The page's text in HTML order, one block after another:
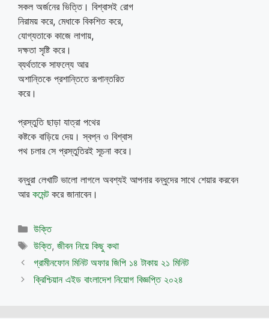
সকল অর্জনের ভিত্তি। বিশ্বাসই রোগ
নিরাময় করে, মেধাকে বিকশিত করে,
যোগ্যতাকে কাজে লাগায়,
দক্ষতা সৃষ্টি করে।
ব্যর্থতাকে সাফল্যে আর
অশান্তিকে প্রশান্তিতে রূপান্তরিত
করে।
প্রস্তুতি ছাড়া যাত্রা পথের
কষ্টকে বাড়িয়ে দেয়। স্বপ্ন ও বিশ্বাস
পথ চলার সে প্রস্তুতিরই সূচনা করে।
বন্ধুরা লেখাটি ভালো লাগলে অবশ্যই আপনার বন্ধুদের সাথে শেয়ার করবেন
আর কমেন্টকরে জানাবেন।
Categories
উক্তি
Tags
উক্তি, জীবন নিয়ে কিছু কথা
গ্রামীনফোন মিনিট অফার জিপি ১৪ টাকায় ২১ মিনিট
ক্রিশ্চিয়ান এইড বাংলাদেশ নিয়োগ বিজ্ঞপ্তি ২০২৪